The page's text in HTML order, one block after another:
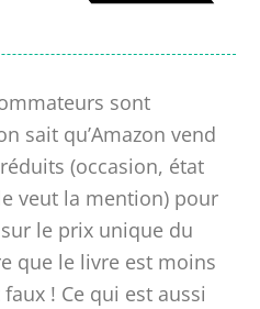
sont
sait qu’Amazon vend
(occasion, état
veut la mention) pour
le prix unique du
que le livre est moins
! Ce qui est aussi